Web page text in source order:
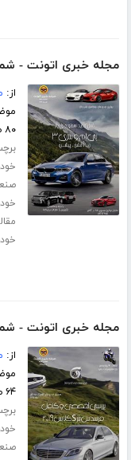
مجله خبری اتونت -
از:
۸۰ صفحه
مجله خبری اتونت -
از:
۶۴ صفحه